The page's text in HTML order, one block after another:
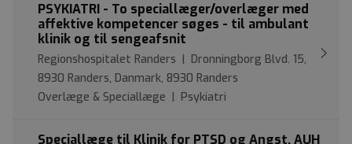
PSYKIATRI - To speciallæger/overlæger med
affektive kompetencer søges - til ambulant
klinik og til sengeafsnit
Regionshospitalet Randers | Dronningborg Blvd. 15,
8930 Randers, Danmark, 8930 Randers
Overlæge & Speciallæge | Psykiatri
Speciallæge til Klinik for PTSD og Angst, AUH